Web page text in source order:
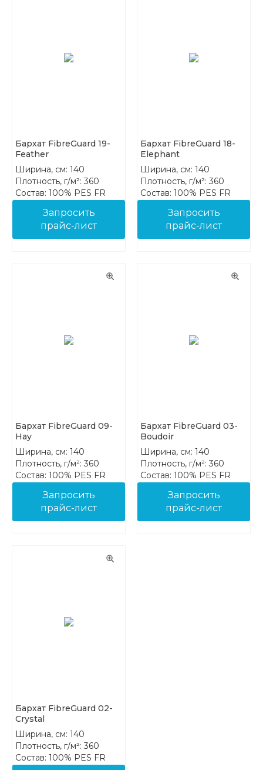
Бархат FibreGuard 19-
Feather
Ширина, см: 140
Плотность, г/м²: 360
Состав: 100% PES FR
Запросить
прайс-лист
Бархат FibreGuard 18-
Elephant
Ширина, см: 140
Плотность, г/м²: 360
Состав: 100% PES FR
Запросить
прайс-лист
Бархат FibreGuard 09-
Hay
Ширина, см: 140
Плотность, г/м²: 360
Состав: 100% PES FR
Запросить
прайс-лист
Бархат FibreGuard 03-
Boudoir
Ширина, см: 140
Плотность, г/м²: 360
Состав: 100% PES FR
Запросить
прайс-лист
Бархат FibreGuard 02-
Crystal
Ширина, см: 140
Плотность, г/м²: 360
Состав: 100% PES FR